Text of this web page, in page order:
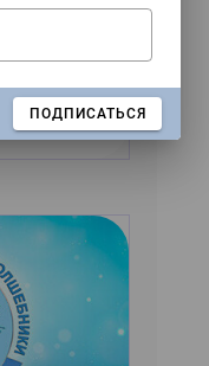
«Мы
ПОДПИСАТЬСЯ